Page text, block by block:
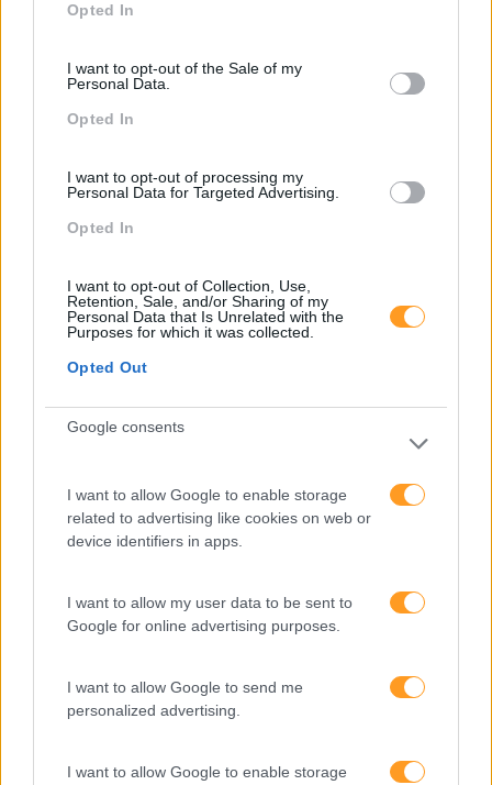
use your data for below specified purposes in below Google
Opted In
I want to opt-out of the Sale of my
Personal Data.
Opted In
I want to opt-out of processing my
Personal Data for Targeted Advertising.
Opted In
I want to opt-out of Collection, Use,
Retention, Sale, and/or Sharing of my
Personal Data that Is Unrelated with the
Purposes for which it was collected.
Opted Out
Google consents
I want to allow Google to enable storage
related to advertising like cookies on web or
device identifiers in apps.
I want to allow my user data to be sent to
Google for online advertising purposes.
I want to allow Google to send me
personalized advertising.
I want to allow Google to enable storage
COMO GANHAR EFICIÊNCIA E JUSTIFICAR O
INVESTIMENTO EM TECNOLOGIA
Por | Teresa Coelho, Human Resources
para actualizar os seus dados, tinha que mandar por
correio interno os documentos, hoje dispomos de portais
a que o colaborador livremente acede…
LEIA MAIS
Pesquisa